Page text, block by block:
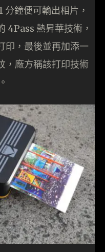
鐘便可輸出相片，
4Pass 熱昇華技術，
印，最後並再加添一
，廠方稱該打印技術